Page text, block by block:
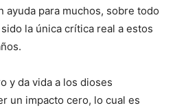
ayuda para muchos, sobre todo
la única crítica real a estos
y da vida a los dioses
un impacto cero, lo cual es